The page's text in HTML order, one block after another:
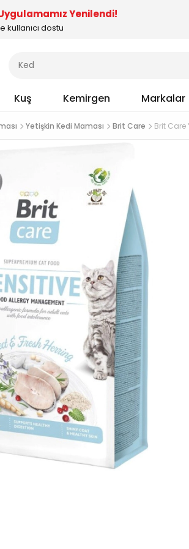
Yenilendi!
kullanıcı dostu
Kuş Kemirgen Markalar
Yetişkin Kedi Maması Brit Care Brit Care